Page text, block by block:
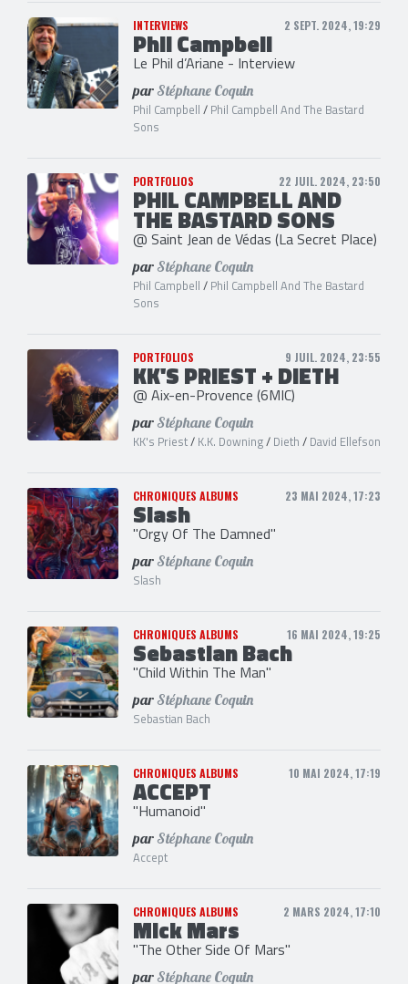
INTERVIEWS 2 SEPT. 2024, 19:29
Phil Campbell
Le Phil d’Ariane - Interview
par Stéphane Coquin
Phil Campbell / Phil Campbell And The Bastard
Sons
PORTFOLIOS 22 JUIL. 2024, 23:50
PHIL CAMPBELL AND
THE BASTARD SONS
@ Saint Jean de Védas (La Secret Place)
par Stéphane Coquin
Phil Campbell / Phil Campbell And The Bastard
Sons
PORTFOLIOS 9 JUIL. 2024, 23:55
KK'S PRIEST + DIETH
@ Aix-en-Provence (6MIC)
par Stéphane Coquin
KK's Priest/ K.K. Downing/ Dieth / David Ellefson
CHRONIQUES ALBUMS 23 MAI 2024, 17:23
Slash
"Orgy Of The Damned"
par Stéphane Coquin
Slash
CHRONIQUES ALBUMS 16 MAI 2024, 19:25
Sebastian Bach
"Child Within The Man"
par Stéphane Coquin
Sebastian Bach
CHRONIQUES ALBUMS 10 MAI 2024, 17:19
ACCEPT
"Humanoid"
par Stéphane Coquin
Accept
CHRONIQUES ALBUMS 2 MARS 2024, 17:10
Mick Mars
"The Other Side Of Mars"
par Stéphane Coquin